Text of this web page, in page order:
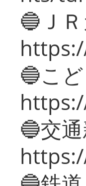
🔵Ｊ
🔵こ
🔵交